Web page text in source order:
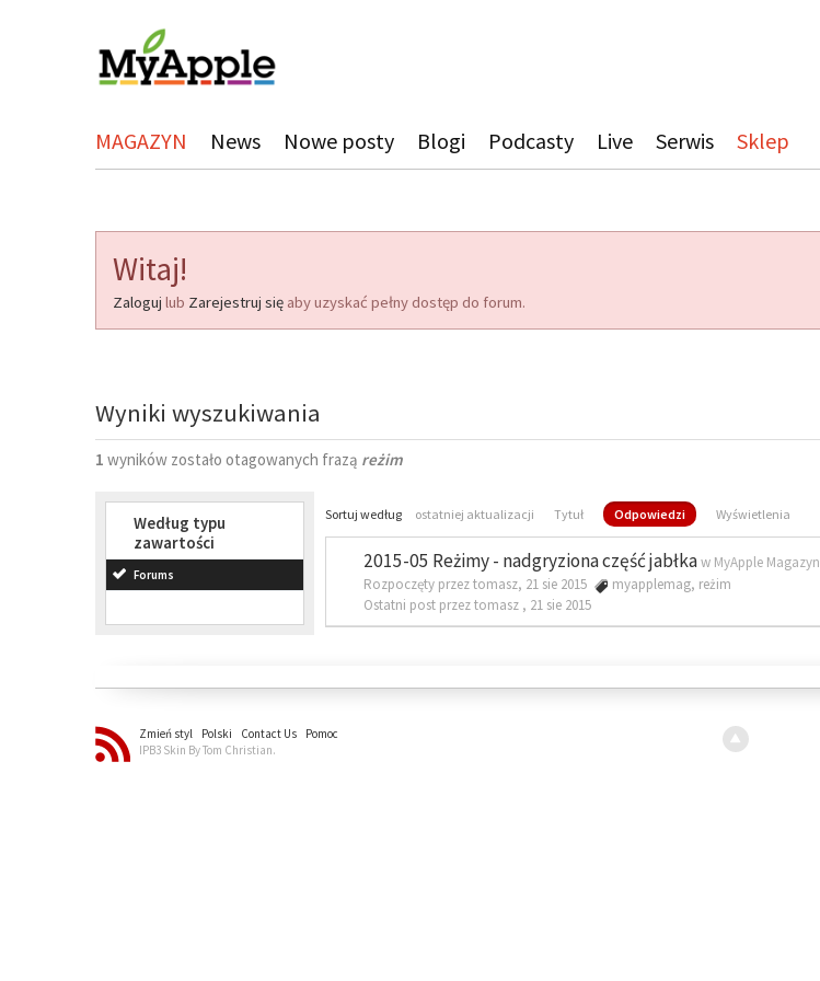
MAGAZYN News Nowe posty Blogi Podcasty Live Serwis Sklep
Witaj!
Zaloguj lub Zarejestruj się aby uzyskać pełny dostęp do forum.
Wyniki wyszukiwania
1 wyników zostało otagowanych frazą reżim
Według typu
zawartości
Forums
Sortuj według ostatniej aktualizacji Tytuł Odpowiedzi Wyświetlenia
2015-05 Reżimy - nadgryziona część jabłkaw MyApple Magazyn
Rozpoczęty przez tomasz, 21 sie 2015
myapplemag, reżim
Ostatni post przez tomasz , 21 sie 2015
Zmień styl Polski Contact Us
Pomoc
IPB3 Skin By Tom Christian.